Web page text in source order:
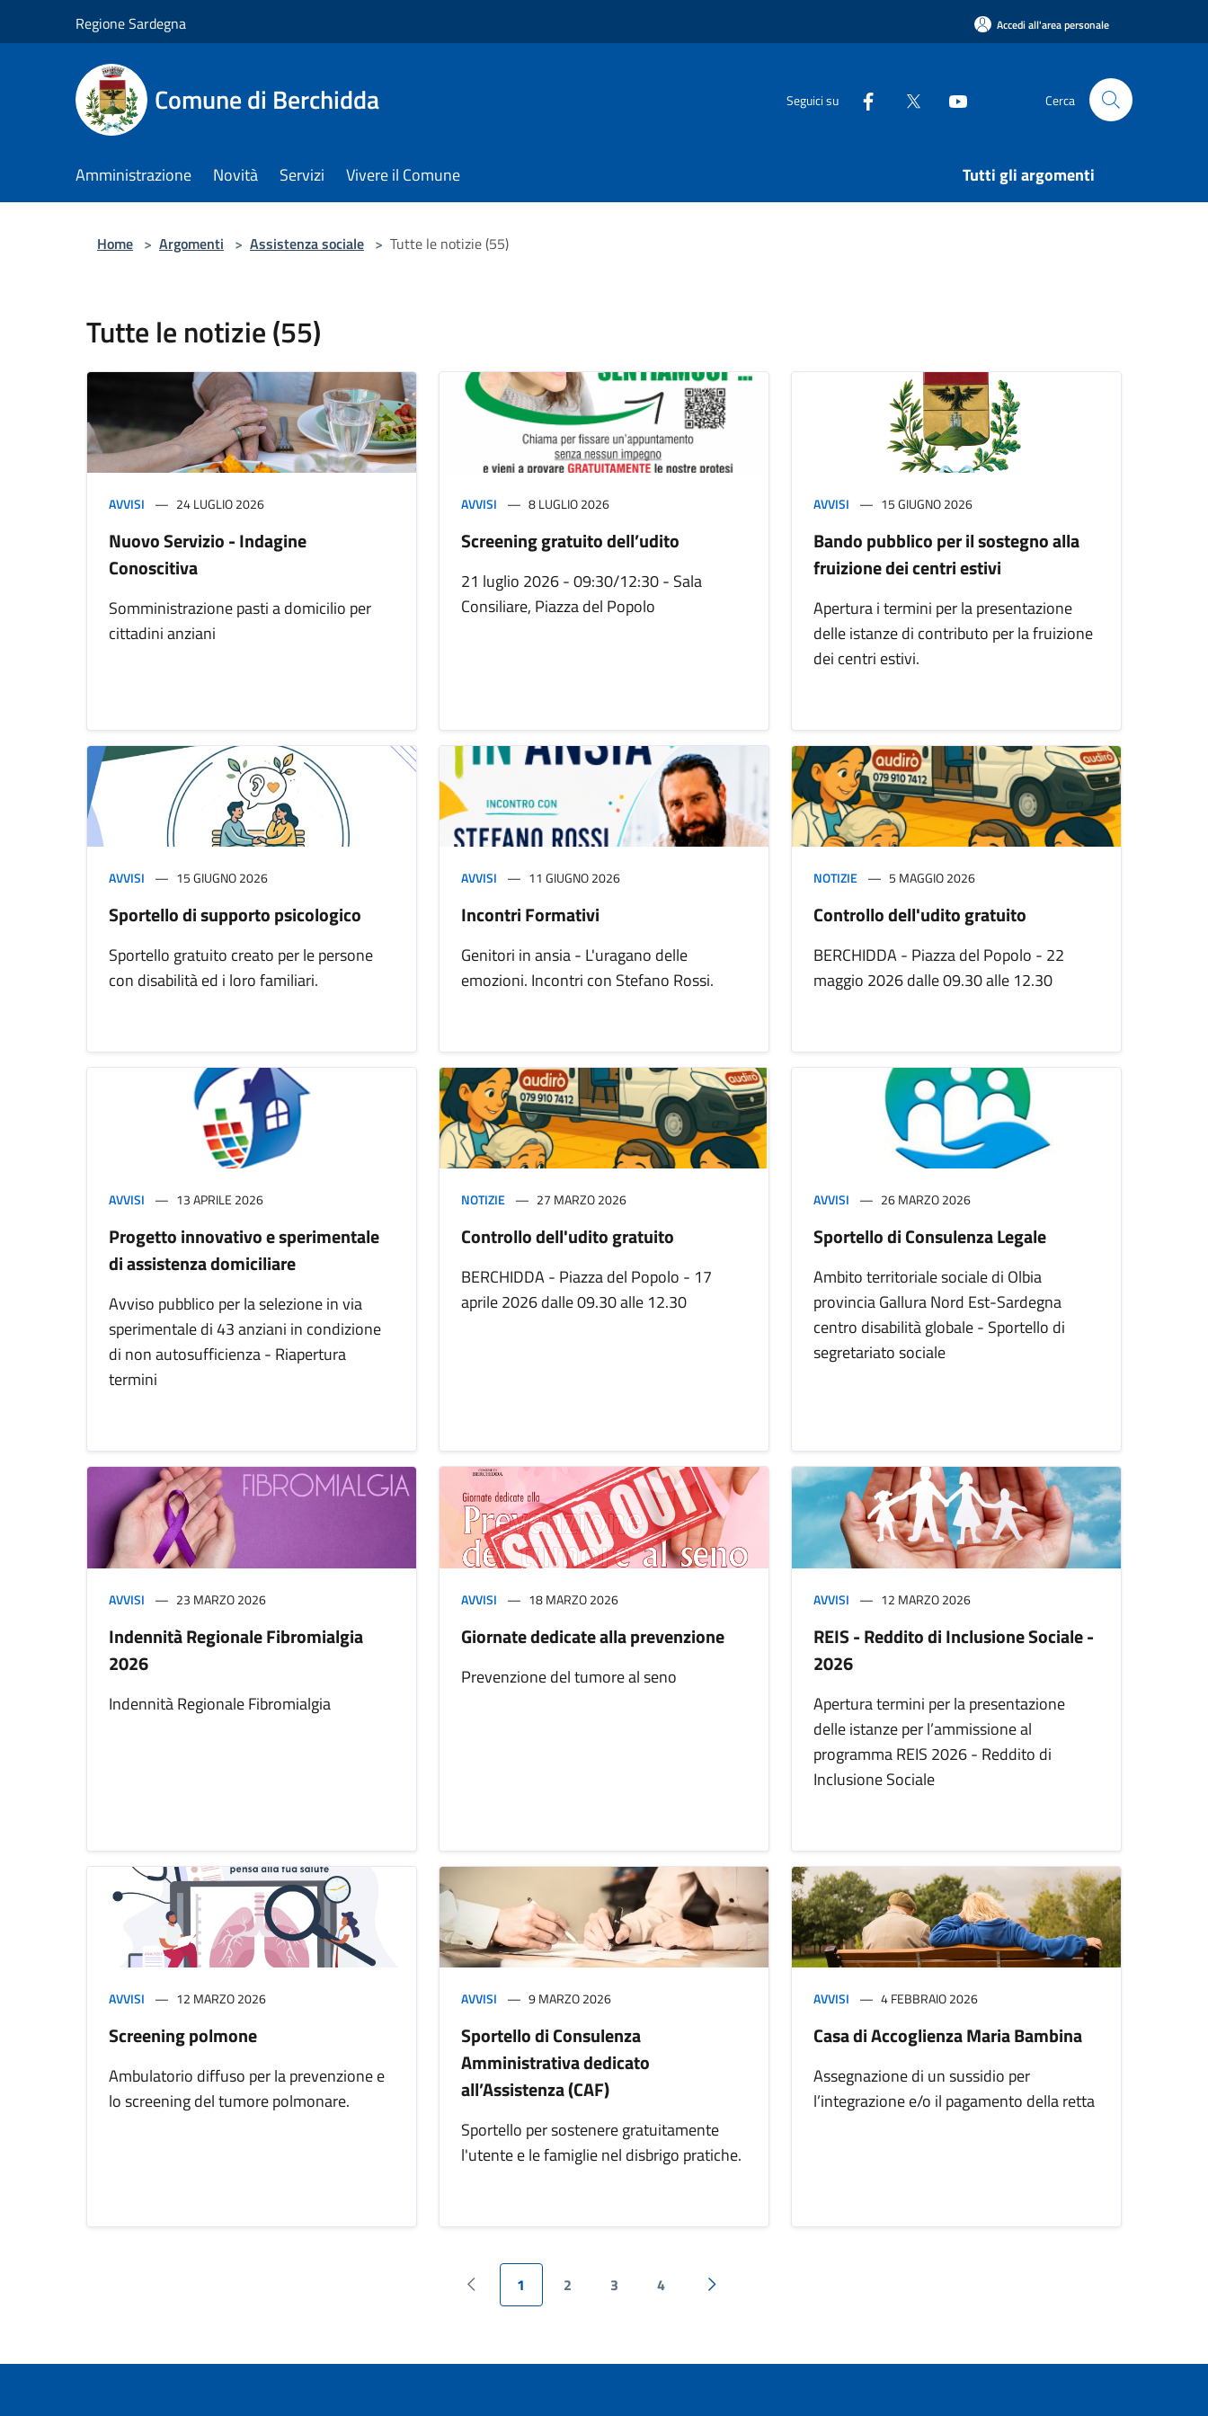
Regione Sardegna Accedi all'area personale
Comune di Berchidda Seguici su Cerca
Amministrazione Novità Servizi Vivere il Comune Tutti gli argomenti
Home > Argomenti > Assistenza sociale > Tutte le notizie (55)
Tutte le notizie (55)
AVVISI 24 LUGLIO 2026
Nuovo Servizio - Indagine
Conoscitiva
Somministrazione pasti a domicilio per
cittadini anziani
AVVISI 8 LUGLIO 2026
Screening gratuito dell’udito
21 luglio 2026 - 09:30/12:30 - Sala
Consiliare, Piazza del Popolo
AVVISI 15 GIUGNO 2026
Bando pubblico per il sostegno alla
fruizione dei centri estivi
Apertura i termini per la presentazione
delle istanze di contributo per la fruizione
dei centri estivi.
AVVISI 15 GIUGNO 2026
Sportello di supporto psicologico
Sportello gratuito creato per le persone
con disabilità ed i loro familiari.
AVVISI 11 GIUGNO 2026
Incontri Formativi
Genitori in ansia - L'uragano delle
emozioni. Incontri con Stefano Rossi.
NOTIZIE 5 MAGGIO 2026
Controllo dell'udito gratuito
BERCHIDDA - Piazza del Popolo - 22
maggio 2026 dalle 09.30 alle 12.30
AVVISI 13 APRILE 2026
Progetto innovativo e sperimentale
di assistenza domiciliare
Avviso pubblico per la selezione in via
sperimentale di 43 anziani in condizione
di non autosufficienza - Riapertura
termini
NOTIZIE 27 MARZO 2026
Controllo dell'udito gratuito
BERCHIDDA - Piazza del Popolo - 17
aprile 2026 dalle 09.30 alle 12.30
AVVISI 26 MARZO 2026
Sportello di Consulenza Legale
Ambito territoriale sociale di Olbia
provincia Gallura Nord Est-Sardegna
centro disabilità globale - Sportello di
segretariato sociale
AVVISI 23 MARZO 2026
Indennità Regionale Fibromialgia
2026
Indennità Regionale Fibromialgia
AVVISI 18 MARZO 2026
Giornate dedicate alla prevenzione
Prevenzione del tumore al seno
AVVISI 12 MARZO 2026
REIS - Reddito di Inclusione Sociale -
2026
Apertura termini per la presentazione
delle istanze per l’ammissione al
programma REIS 2026 - Reddito di
Inclusione Sociale
AVVISI 12 MARZO 2026
Screening polmone
Ambulatorio diffuso per la prevenzione e
lo screening del tumore polmonare.
AVVISI 9 MARZO 2026
Sportello di Consulenza
Amministrativa dedicato
all’Assistenza (CAF)
Sportello per sostenere gratuitamente
l'utente e le famiglie nel disbrigo pratiche.
AVVISI 4 FEBBRAIO 2026
Casa di Accoglienza Maria Bambina
Assegnazione di un sussidio per
l’integrazione e/o il pagamento della retta
Pagina precedente
1 2 3 4
Pagina successiva